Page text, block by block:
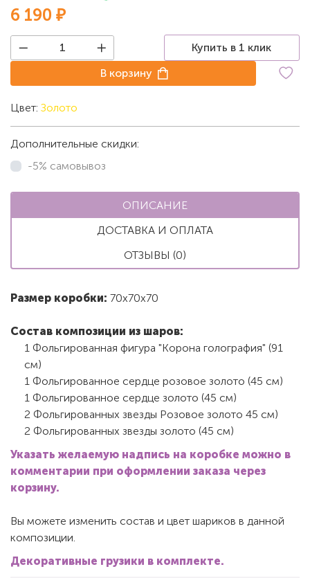
6 190 ₽
Купить в 1 клик
В корзину
Цвет: Золото
Дополнительные скидки:
-5% самовывоз
ОПИСАНИЕ
ДОСТАВКА И ОПЛАТА
ОТЗЫВЫ (0)
Размер коробки: 70х70х70
Состав композиции из шаров:
1 Фольгированная фигура "Корона голография" (91
см)
1 Фольгированное сердце розовое золото (45 см)
1 Фольгированное сердце золото (45 см)
2 Фольгированных звезды Розовое золото 45 см)
2 Фольгированных звезды золото (45 см)
Указать желаемую надпись на коробке можно в
комментарии при оформлении заказа через
корзину.
Вы можете изменить состав и цвет шариков в данной
композиции.
Декоративные грузики в комплекте.